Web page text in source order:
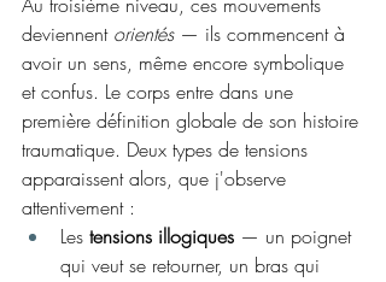
deviennent orientés — ils commencent à
avoir un sens, même encore symbolique
et confus. Le corps entre dans une
première définition globale de son histoire
traumatique. Deux types de tensions
apparaissent alors, que j'observe
attentivement :
Les tensions illogiques — un poignet
qui veut se retourner, un bras qui